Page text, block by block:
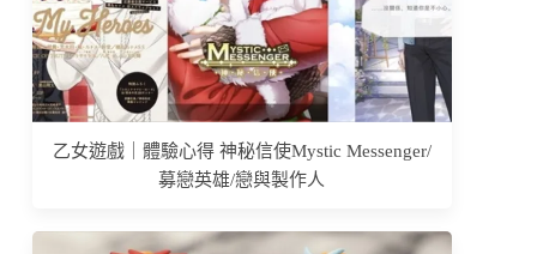
乙女遊戲｜體驗心得 神秘信使Mystic Messenger/
募戀英雄/戀與製作人